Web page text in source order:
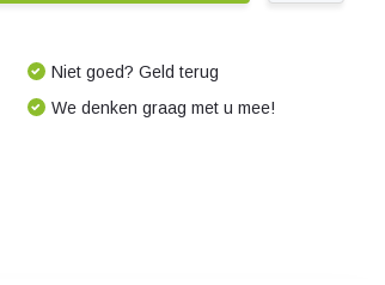
Niet goed? Geld terug
We denken graag met u mee!